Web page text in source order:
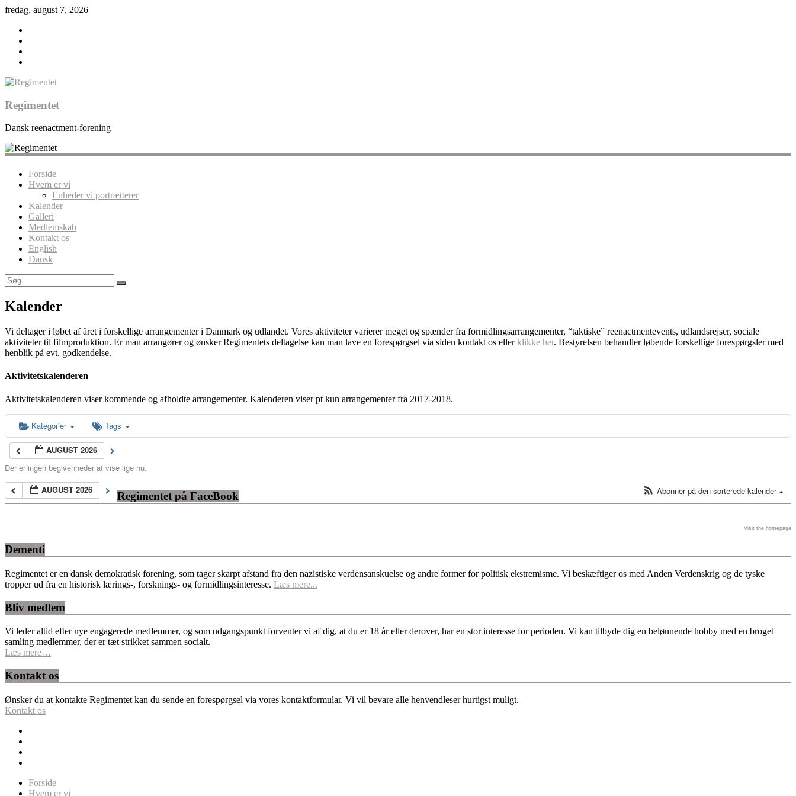
fredag, august 7, 2026
Regimentet
Dansk reenactment-forening
Forside
Hvem er vi
Enheder vi portrætterer
Kalender
Galleri
Medlemskab
Kontakt os
English
Dansk
Kalender
Vi deltager i løbet af året i forskellige arrangementer i Danmark og udlandet. Vores aktiviteter varierer meget og spænder fra formidlingsarrangementer, “taktiske” reenactmentevents, udlandsrejser, sociale
aktiviteter til filmproduktion. Er man arrangører og ønsker Regimentets deltagelse kan man lave en forespørgsel via siden kontakt os ellerklikke her. Bestyrelsen behandler løbende forskellige forespørgsler med
henblik på evt. godkendelse.
Aktivitetskalenderen
Aktivitetskalenderen viser kommende og afholdte arrangementer. Kalenderen viser pt kun arrangementer fra 2017-2018.
Kategorier Tags
AUGUST 2026
Der er ingen begivenheder at vise lige nu.
AUGUST 2026
Abonner på den sorterede kalender
Regimentet på FaceBook
Visit the homepage
Dementi
Regimentet er en dansk demokratisk forening, som tager skarpt afstand fra den nazistiske verdensanskuelse og andre former for politisk ekstremisme. Vi beskæftiger os med Anden Verdenskrig og de tyske
tropper ud fra en historisk lærings-, forsknings- og formidlingsinteresse. Læs mere...
Bliv medlem
Vi leder altid efter nye engagerede medlemmer, og som udgangspunkt forventer vi af dig, at du er 18 år eller derover, har en stor interesse for perioden. Vi kan tilbyde dig en belønnende hobby med en broget
samling medlemmer, der er tæt strikket sammen socialt.
Læs mere…
Kontakt os
Ønsker du at kontakte Regimentet kan du sende en forespørgsel via vores kontaktformular. Vi vil bevare alle henvendleser hurtigst muligt.
Kontakt os
Forside
Hvem er vi